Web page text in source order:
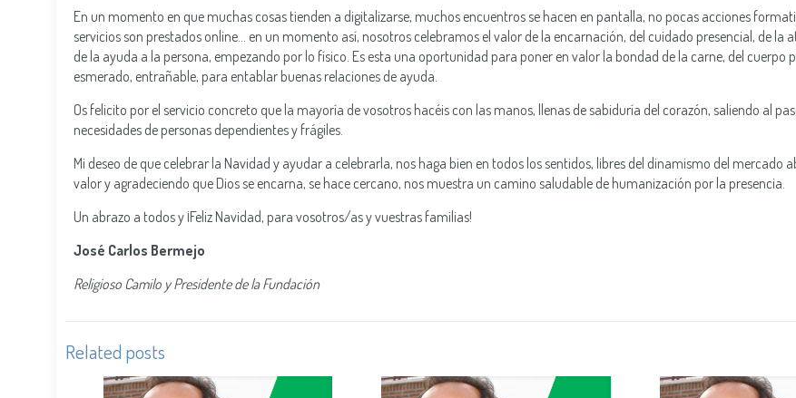
En un momento en que muchas cosas tienden a digitalizarse, muchos encuentros se hacen en pantalla, no pocas acciones
servicios son prestados online… en un momento así, nosotros celebramos el valor de la encarnación, del cuidado presencial, de la
de la ayuda a la persona, empezando por lo físico. Es esta una oportunidad para poner en valor la bondad de la carne, del cuerpo
esmerado, entrañable, para entablar buenas relaciones de ayuda.
Os felicito por el servicio concreto que la mayoría de vosotros hacéis con las manos, llenas de sabiduría del corazón, saliendo al
necesidades de personas dependientes y frágiles.
Mi deseo de que celebrar la Navidad y ayudar a celebrarla, nos haga bien en todos los sentidos, libres del dinamismo del mercado
valor y agradeciendo que Dios se encarna, se hace cercano, nos muestra un camino saludable de humanización por la presencia.
Un abrazo a todos y ¡Feliz Navidad, para vosotros/as y vuestras familias!
José Carlos Bermejo
Religioso Camilo y Presidente de la Fundación
Related posts